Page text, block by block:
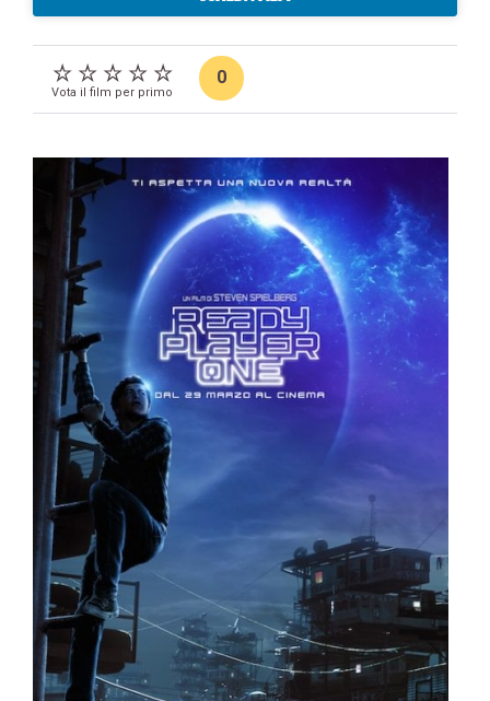
Vota il film per primo
0